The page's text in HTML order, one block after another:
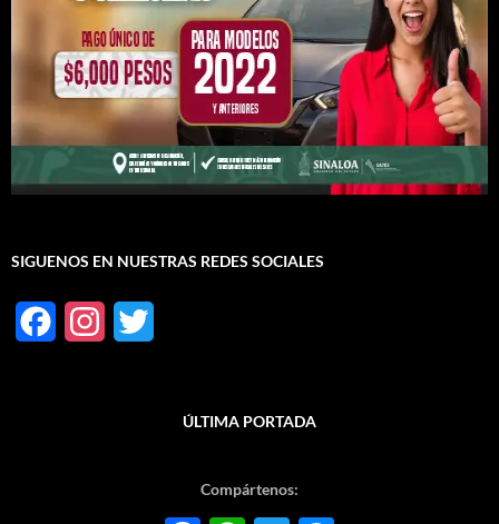
SIGUENOS EN NUESTRAS REDES SOCIALES
ÚLTIMA PORTADA
Compártenos: